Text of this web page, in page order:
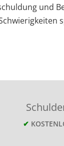
und
✔